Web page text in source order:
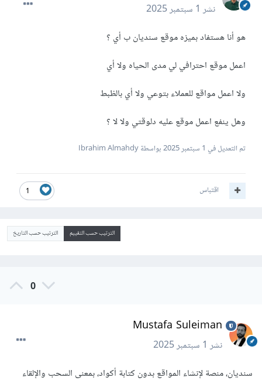
نشر1 سبتمبر 2025
هو أنا هستفاد بميزه موقع سنديان ب أي ؟
اعمل موقع احترافي لي مدى الحياه ولا أي
ولا اعمل مواقع للعملاء بتوعي ولا أي بالظبط
وهل ينفع اعمل موقع عليه دلوقتي ولا لا ؟
تم التعديل في 1 سبتمبر 2025 بواسطة Ibrahim Almahdy
1 اقتباس
الترتيب حسب التقييم الترتيب حسب التاريخ
0
Mustafa Suleiman
نشر1 سبتمبر 2025
سنديان، منصة لإنشاء المواقع بدون كتابة أكواد، بمعنى السحب والإلقاء